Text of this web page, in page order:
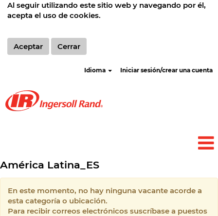
Al seguir utilizando este sitio web y navegando por él,
acepta el uso de cookies.
Aceptar Cerrar
Idioma Iniciar sesión/crear una cuenta
América Latina_ES
En este momento, no hay ninguna vacante acorde a
esta categoría o ubicación.
Para recibir correos electrónicos suscríbase a puestos